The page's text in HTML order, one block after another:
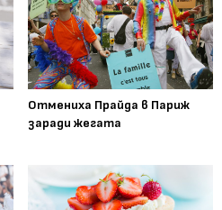
Отмениха Прайда в Париж
заради жегата